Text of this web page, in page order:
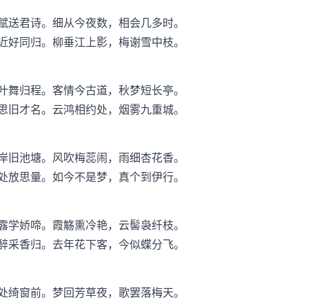
君诗。细从今夜数，相会几多时。
同归。柳垂江上影，梅谢雪中枝。
归程。客情今古道，秋梦短长亭。
才名。云鸿相约处，烟雾九重城。
池塘。风吹梅蕊闹，雨细杏花香。
思量。如今不是梦，真个到伊行。
娇啼。霞觞熏冷艳，云髻袅纤枝。
香归。去年花下客，今似蝶分飞。
窗前。梦回芳草夜，歌罢落梅天。